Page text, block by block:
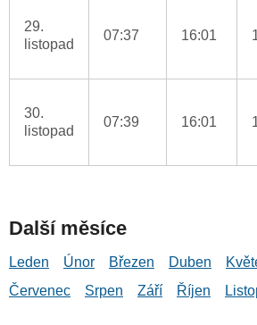
29.
listopad
07:37 16:01
30.
listopad
07:39 16:01
Další měsíce
Leden Únor Březen Duben
Červenec
Srpen Září Říjen